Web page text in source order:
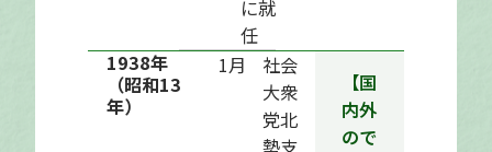
に就
任
1938年
（昭和13
年）
1月
社会
大衆
党北
勢支
【国
内外
ので